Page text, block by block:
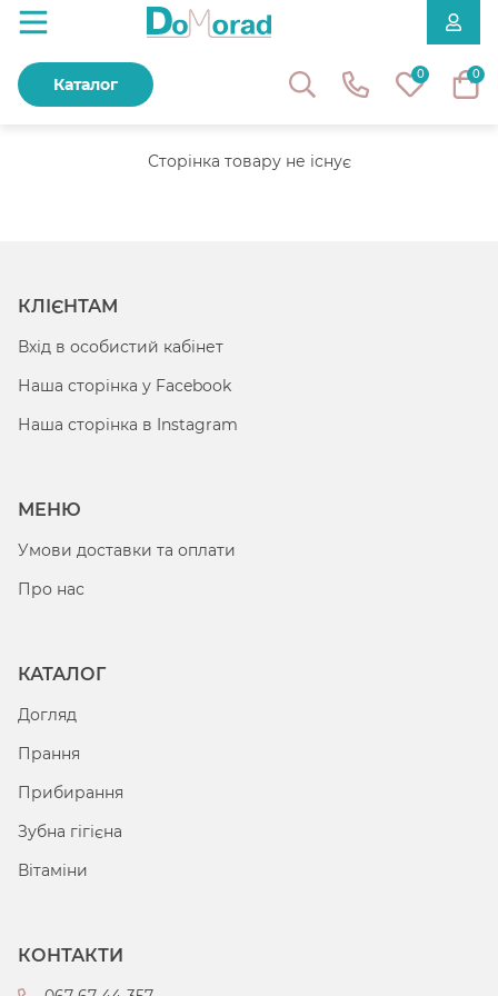
0 0
Каталог
Сторінка товару не існує
КЛІЄНТАМ
Вхід в особистий кабінет
Наша сторінка у Facebook
Наша сторінка в Instagram
МЕНЮ
Умови доставки та оплати
Про нас
КАТАЛОГ
Догляд
Прання
Прибирання
Зубна гігієна
Вітаміни
КОНТАКТИ